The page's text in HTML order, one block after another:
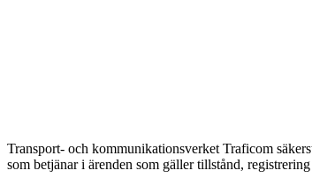
Transport- och kommunikationsverket Traficom
som betjänar i ärenden som gäller tillstånd,